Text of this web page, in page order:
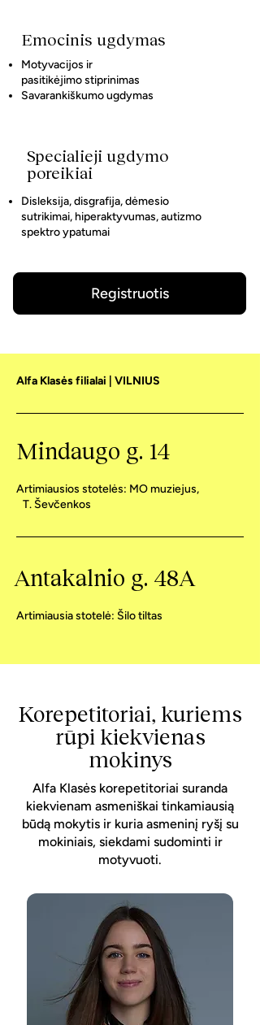
Emocinis ugdymas
Motyvacijos ir
pasitikėjimo stiprinimas
Savarankiškumo ugdymas
Specialieji ugdymo
poreikiai
Disleksija, disgrafija, dėmesio
sutrikimai, hiperaktyvumas, autizmo
spektro ypatumai
Registruotis
Alfa Klasės filialai | VILNIUS
Mindaugo g. 14
Artimiausios stotelės: MO muziejus,
T. Ševčenkos
Antakalnio g. 48A
Artimiausia stotelė: Šilo tiltas
Korepetitoriai, kuriems
rūpi kiekvienas
mokinys
Alfa Klasės korepetitoriai suranda
kiekvienam asmeniškai tinkamiausią
būdą mokytis ir kuria asmeninį ryšį su
mokiniais, siekdami sudominti ir
motyvuoti.